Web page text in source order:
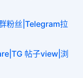
粉丝|Telegram拉
帖子view|浏